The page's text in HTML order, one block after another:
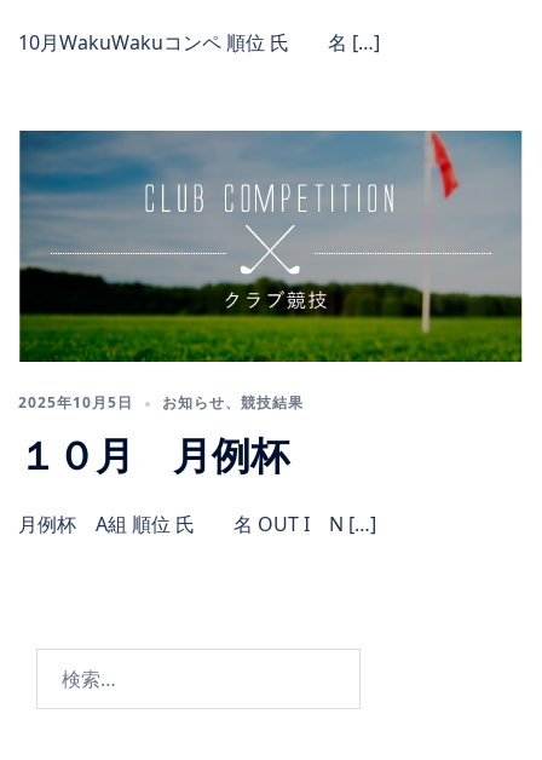
10月WakuWakuコンペ 順位 氏 名 […]
2025年10月5日 お知らせ、 競技結果
１０月 月例杯
月例杯 A組 順位 氏 名 OUT I N […]